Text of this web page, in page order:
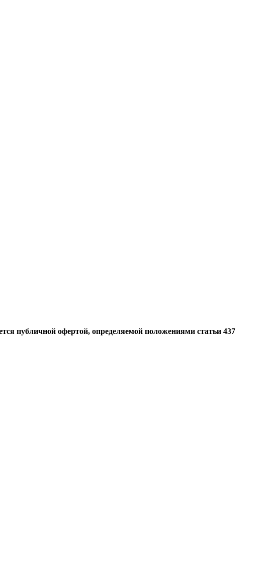
публичной офертой, определяемой положениями статьи 437